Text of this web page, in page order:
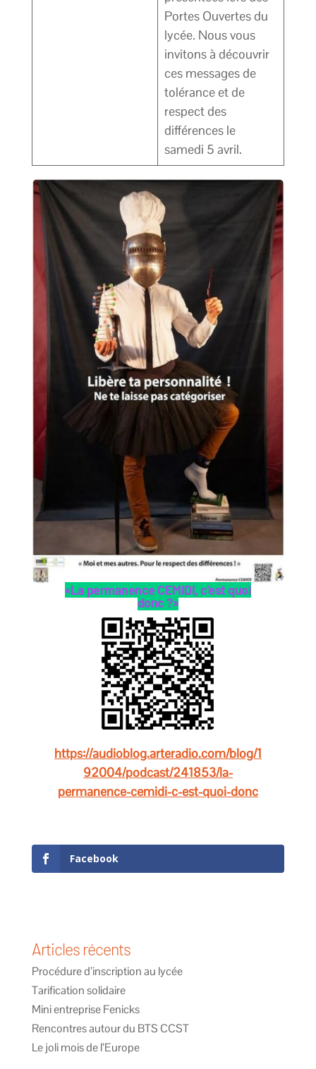
Portes Ouvertes du
lycée. Nous vous
invitons à découvrir
ces messages de
tolérance et de
respect des
différences le
samedi 5 avril.
«La permanence CEMIDI, c’est quoi
donc ?»
https://audioblog.arteradio.com/blog/1
92004/podcast/241853/la-
permanence-cemidi-c-est-quoi-donc
Facebook
Articles récents
Procédure d’inscription au lycée
Tarification solidaire
Mini entreprise Fenicks
Rencontres autour du BTS CCST
Le joli mois de l’Europe